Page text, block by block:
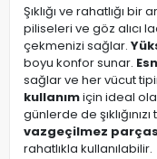
Şıklığı ve rahatlığı bir
piliseleri ve göz alıcı
çekmenizi sağlar.
boyu konfor sunar.
sağlar ve her vücut
kullanımiçin ideal
günlerde de
vazgeçilmez
rahatlıkla kullanılabilir.